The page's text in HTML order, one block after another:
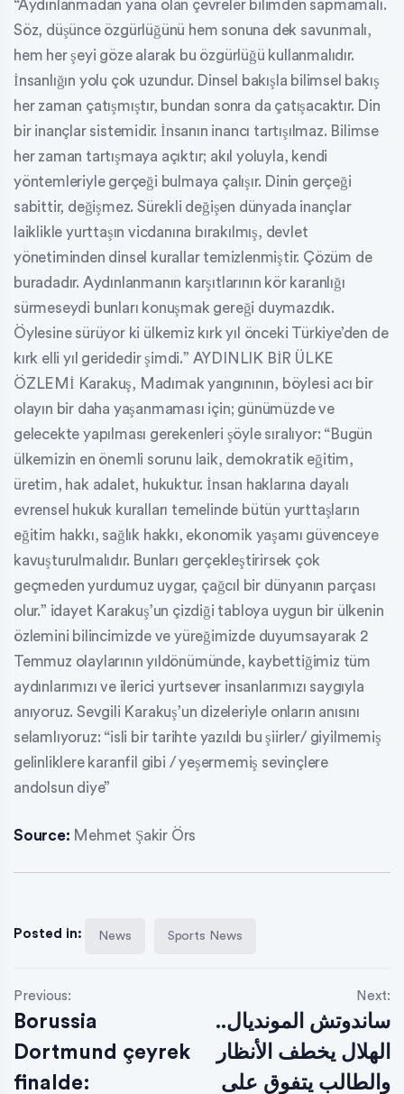
“Aydınlanmadan yana olan çevreler bilimden sapmamalı.
Söz, düşünce özgürlüğünü hem sonuna dek savunmalı,
hem her şeyi göze alarak bu özgürlüğü kullanmalıdır.
İnsanlığın yolu çok uzundur. Dinsel bakışla bilimsel bakış
her zaman çatışmıştır, bundan sonra da çatışacaktır. Din
bir inançlar sistemidir. İnsanın inancı tartışılmaz. Bilimse
her zaman tartışmaya açıktır; akıl yoluyla, kendi
yöntemleriyle gerçeği bulmaya çalışır. Dinin gerçeği
sabittir, değişmez. Sürekli değişen dünyada inançlar
laiklikle yurttaşın vicdanına bırakılmış, devlet
yönetiminden dinsel kurallar temizlenmiştir. Çözüm de
buradadır. Aydınlanmanın karşıtlarının kör karanlığı
sürmeseydi bunları konuşmak gereği duymazdık.
Öylesine sürüyor ki ülkemiz kırk yıl önceki Türkiye’den de
kırk elli yıl geridedir şimdi.” AYDINLIK BİR ÜLKE
ÖZLEMİ Karakuş, Madımak yangınının, böylesi acı bir
olayın bir daha yaşanmaması için; günümüzde ve
gelecekte yapılması gerekenleri şöyle sıralıyor: “Bugün
ülkemizin en önemli sorunu laik, demokratik eğitim,
üretim, hak adalet, hukuktur. İnsan haklarına dayalı
evrensel hukuk kuralları temelinde bütün yurttaşların
eğitim hakkı, sağlık hakkı, ekonomik yaşamı güvenceye
kavuşturulmalıdır. Bunları gerçekleştirirsek çok
geçmeden yurdumuz uygar, çağcıl bir dünyanın parçası
olur.” idayet Karakuş’un çizdiği tabloya uygun bir ülkenin
özlemini bilincimizde ve yüreğimizde duyumsayarak 2
Temmuz olaylarının yıldönümünde, kaybettiğimiz tüm
aydınlarımızı ve ilerici yurtsever insanlarımızı saygıyla
anıyoruz. Sevgili Karakuş’un dizeleriyle onların anısını
selamlıyoruz: “isli bir tarihte yazıldı bu şiirler/ giyilmemiş
gelinliklere karanfil gibi / yeşermemiş sevinçlere
andolsun diye”
Source: Mehmet Şakir Örs
Posted in: News Sports News
Previous:
Borussia
Dortmund çeyrek
finalde:
Next:
ساندوتش المونديال..
الهلال يخطف الأنظار
والطالب يتفوق على